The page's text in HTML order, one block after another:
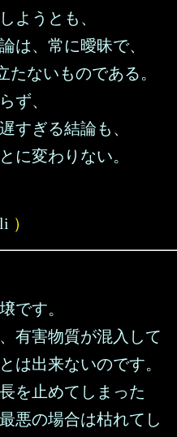
ようとも、
は、常に曖昧で、
ないものである。
ず、
すぎる結論も、
に変わりない。
）
です。
有害物質が混入して
は出来ないのです。
を止めてしまった
悪の場合は枯れてし